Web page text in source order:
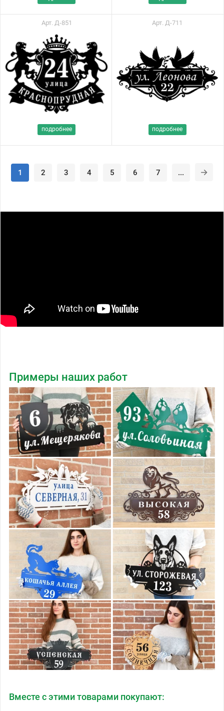
Арт. Д-851
подробнее
Арт. Д-711
подробнее
1 2 3 4 5 6 7 ...
Примеры наших работ
Вместе с этими товарами покупают: